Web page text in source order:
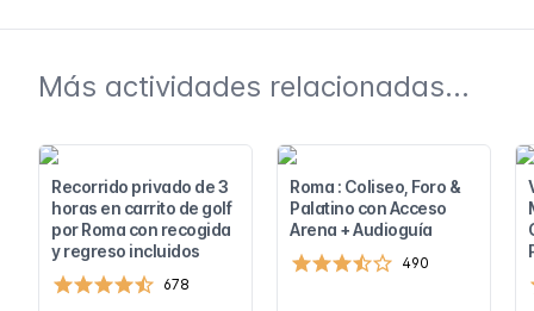
Más actividades relacionadas...
Recorrido privado de 3
horas en carrito de golf
por Roma con recogida
y regreso incluidos
678
Roma : Coliseo, Foro &
Palatino con Acceso
Arena + Audioguía
490